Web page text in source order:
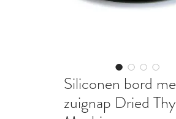
Siliconen bord
zuignap Dried